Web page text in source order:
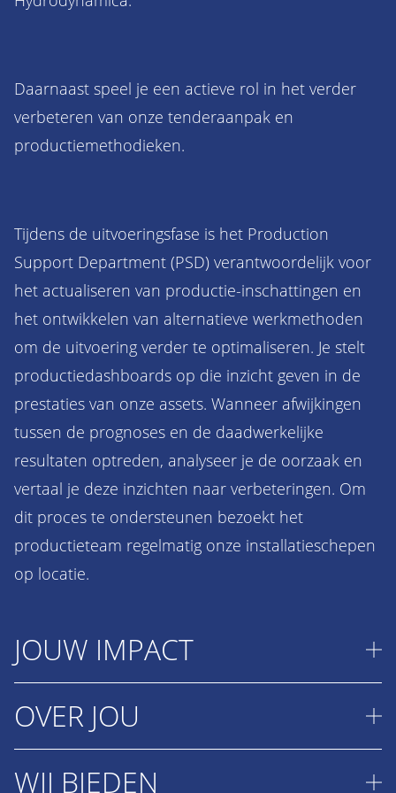
Daarnaast speel je een actieve rol in het verder
verbeteren van onze tenderaanpak en
productiemethodieken.
Tijdens de uitvoeringsfase is het Production
Support Department (PSD) verantwoordelijk voor
het actualiseren van productie-inschattingen en
het ontwikkelen van alternatieve werkmethoden
om de uitvoering verder te optimaliseren. Je stelt
productiedashboards op die inzicht geven in de
prestaties van onze assets. Wanneer afwijkingen
tussen de prognoses en de daadwerkelijke
resultaten optreden, analyseer je de oorzaak en
vertaal je deze inzichten naar verbeteringen. Om
dit proces te ondersteunen bezoekt het
productieteam regelmatig onze installatieschepen
op locatie.
JOUW IMPACT
Als Senior Production Engineer Foundations &
projectteams en scheepsbemanningen te
OVER JOU
Je wilt jezelf verder ontwikkelen tot een allround
WIJ BIEDEN